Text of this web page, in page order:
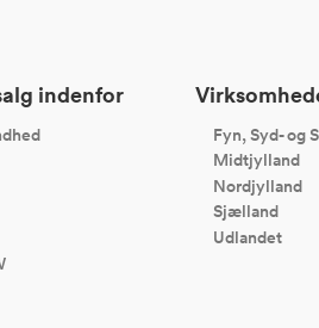
indenfor
Fyn, Syd- og
Midtjylland
Nordjylland
Sjælland
Udlandet